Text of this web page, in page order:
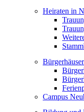
Heiraten in
Bürgerhäuser
Campus